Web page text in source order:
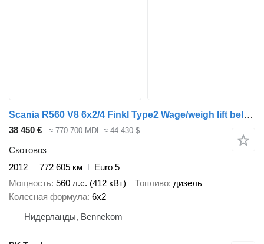
Scania R560 V8 6x2/4 Finkl Type2 Wage/weigh lift belast beweegbahr
38 450 € ≈ 770 700 MDL ≈ 44 430 $
Скотовоз
2012
772 605 км
Euro 5
Мощность 560 л.с. (412 кВт) Топливо дизель
Колесная формула 6x2
Нидерланды, Bennekom